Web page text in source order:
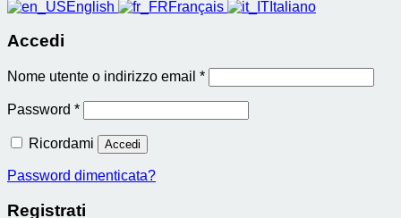
English
Français Italiano
Accedi
Nome utente o indirizzo email *Richiesto
Password *Richiesto
Ricordami Accedi
Password dimenticata?
Registrati